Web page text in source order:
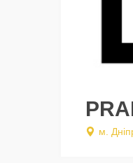
м.